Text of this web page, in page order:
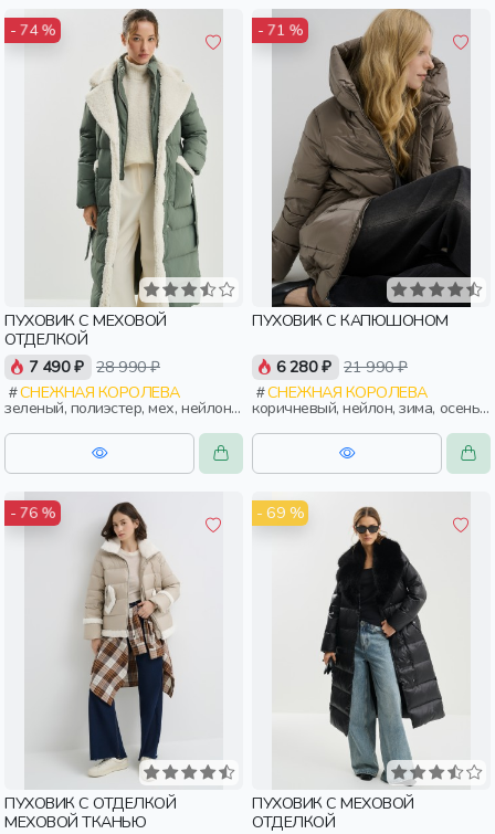
взрослые женщины, взрослые
- 74 %
ПУХОВИК С МЕХОВОЙ
ОТДЕЛКОЙ
7 490 ₽ 28 990 ₽
СНЕЖНАЯ КОРОЛЕВА
зеленый, полиэстер, мех, нейлон,
зима, осень, россия, широкие,
молния, утепленные,
приталенные, карман, воротник,
пояс, женщины, взрослые
- 71 %
ПУХОВИК С КАПЮШОНОМ
6 280 ₽ 21 990 ₽
СНЕЖНАЯ КОРОЛЕВА
коричневый, нейлон, зима, осень,
россия, прямые, капюшон,
застежка, утепленные, стеганые,
прорези, карман, женщины,
взрослые
- 76 %
ПУХОВИК С ОТДЕЛКОЙ
МЕХОВОЙ ТКАНЬЮ
- 69 %
ПУХОВИК С МЕХОВОЙ
ОТДЕЛКОЙ